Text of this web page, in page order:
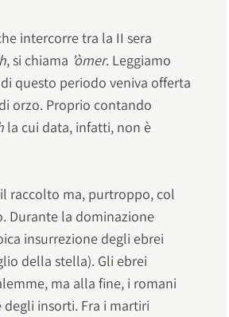
intercorre tra la II sera
, si chiama ’òmer. Leggiamo
questo periodo veniva offerta
orzo. Proprio contando
la cui data, infatti, non è
raccolto ma, purtroppo, col
Durante la dominazione
insurrezione degli ebrei
della stella). Gli ebrei
ma alla fine, i romani
insorti. Fra i martiri